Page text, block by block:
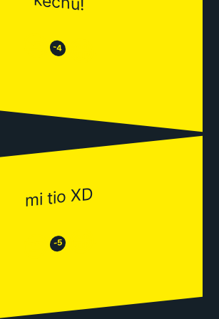
😒 -4 😂
mi tio XD
😒 -5 😂